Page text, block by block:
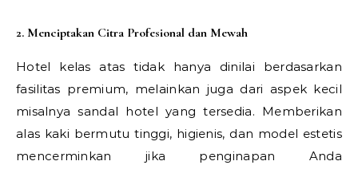
2. Menciptakan Citra Profesional dan Mewah
Hotel kelas atas tidak hanya dinilai berdasarkan
fasilitas premium, melainkan juga dari aspek kecil
misalnya sandal hotel yang tersedia. Memberikan
alas kaki bermutu tinggi, higienis, dan model estetis
mencerminkan jika penginapan Anda